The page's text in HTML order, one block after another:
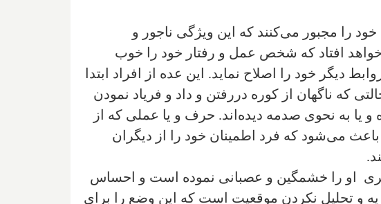
را مجبور می‌کنند که این ویژگی ناجور و
خواهد افتاد که شخص عمل و رفتار خود را خوب
دیگر خود را اصلاح نماید. این عده از افراد ابتدا
که ناگهان از کوره دررفتن و داد و فریاد نمودن
و یا به نحوی صدمه دیده‌‌اند. حرف و یا عملی که از
می‌شود که فرد اطمینان خود را از دیگران
او را خشمگین و عصبانی نموده است و احساس
و تحلیل نکردن موقعیت است که این وضع را برای